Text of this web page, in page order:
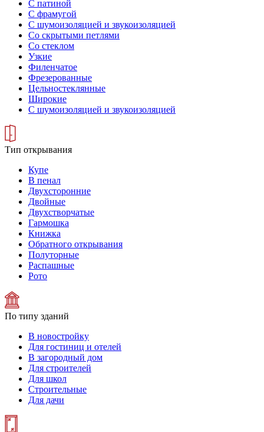
С патиной
С фрамугой
С шумоизоляцией и звукоизоляцией
Со скрытыми петлями
Со стеклом
Узкие
Филенчатое
Фрезерованные
Цельностеклянные
Широкие
С шумоизоляцией и звукоизоляцией
Тип открывания
Купе
В пенал
Двухсторонние
Двойные
Двухстворчатые
Гармошка
Книжка
Обратного открывания
Полуторные
Распашные
Рото
По типу зданий
В новостройку
Для гостиниц и отелей
В загородный дом
Для строителей
Для школ
Строительные
Для дачи